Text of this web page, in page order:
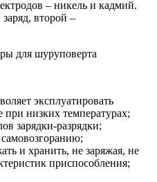
– никель и кадмий.
второй –
для шуруповерта
эксплуатировать
при низких температурах;
зарядки-разрядки;
и хранить, не заряжая, не
приспособления;